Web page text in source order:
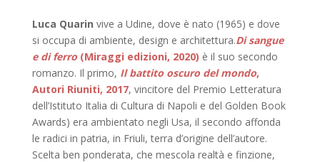
Luca Quarin vive a Udine, dove è nato (1965) e dove
si occupa di ambiente, design e architettura.Di sangue
e di ferro (Miraggi edizioni, 2020) è il suo secondo
romanzo. Il primo, Il battito oscuro del mondo,
Autori Riuniti, 2017, vincitore del Premio Letteratura
dell’Istituto Italia di Cultura di Napoli e del Golden Book
Awards) era ambientato negli Usa, il secondo affonda
le radici in patria, in Friuli, terra d’origine dell’autore.
Scelta ben ponderata, che mescola realtà e finzione,